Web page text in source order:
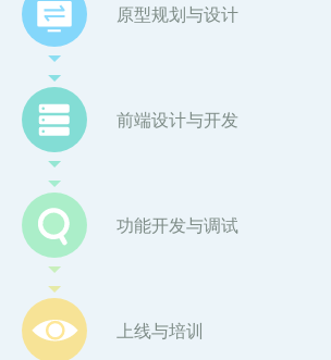
原型规划与设计
前端设计与开发
功能开发与调试
上线与培训